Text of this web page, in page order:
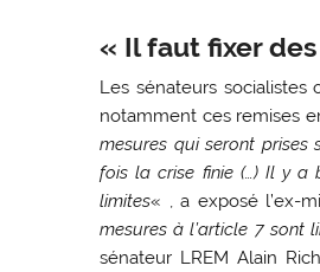
« Il faut fixer
Les sénateurs
notamment ces remises
mesures qui seront prises
fois la crise finie (…) Il y a
limites« , a exposé l’ex-
mesures à l’article 7 sont
sénateur LREM Alain